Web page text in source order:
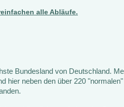
alle Abläufe.
Bundesland von Deutschland.
hier neben den über 220 "normalen"